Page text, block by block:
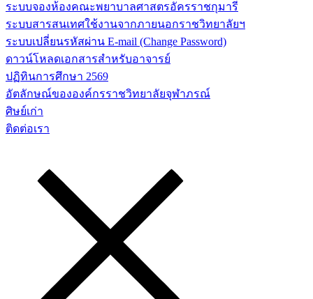
ระบบจองห้องคณะพยาบาลศาสตรอัครราชกุมารี
ระบบสารสนเทศใช้งานจากภายนอกราชวิทยาลัยฯ
ระบบเปลี่ยนรหัสผ่าน E-mail (Change Password)
ดาวน์โหลดเอกสารสำหรับอาจารย์
ปฏิทินการศึกษา 2569
อัตลักษณ์ขององค์กรราชวิทยาลัยจุฬาภรณ์
ศิษย์เก่า
ติดต่อเรา